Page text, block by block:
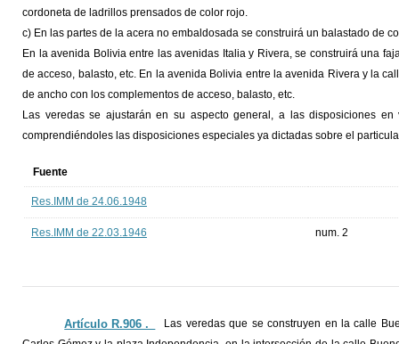
cordoneta de ladrillos prensados de color rojo.
c) En las partes de la acera no embaldosada se construirá un balastado de
En la avenida Bolivia entre las avenidas Italia y Rivera, se construirá una
de acceso, balasto, etc. En la avenida Bolivia entre la avenida Rivera y la
de ancho con los complementos de acceso, balasto, etc.
Las veredas se ajustarán en su aspecto general, a las disposiciones
comprendiéndoles las disposiciones especiales ya dictadas sobre el
Fuente
Res.IMM de 24.06.1948
Res.IMM de 22.03.1946 num. 2
Artículo R.906 ._
Las veredas que se construyen en la calle